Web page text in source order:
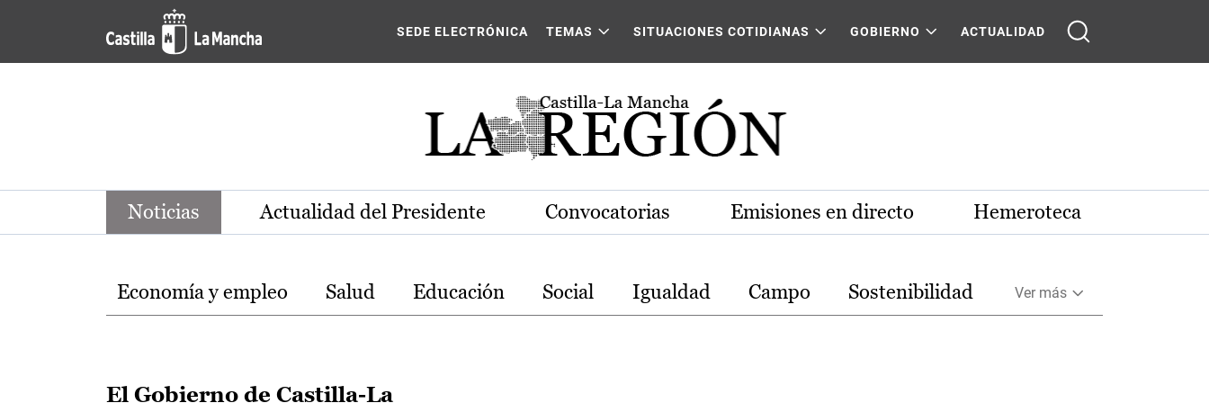
Pasar al contenido principal
Noticias de la región de Castilla-La Mancha
SEDE ELECTRÓNICA TEMAS SITUACIONES COTIDIANAS GOBIERNO ACTUALIDAD
Noticias Actualidad del Presidente Convocatorias Emisiones en directo Hemeroteca
Temas
Economía y empleo Salud Educación Social Igualdad Campo Sostenibilidad Ver más
El Gobierno de Castilla-La